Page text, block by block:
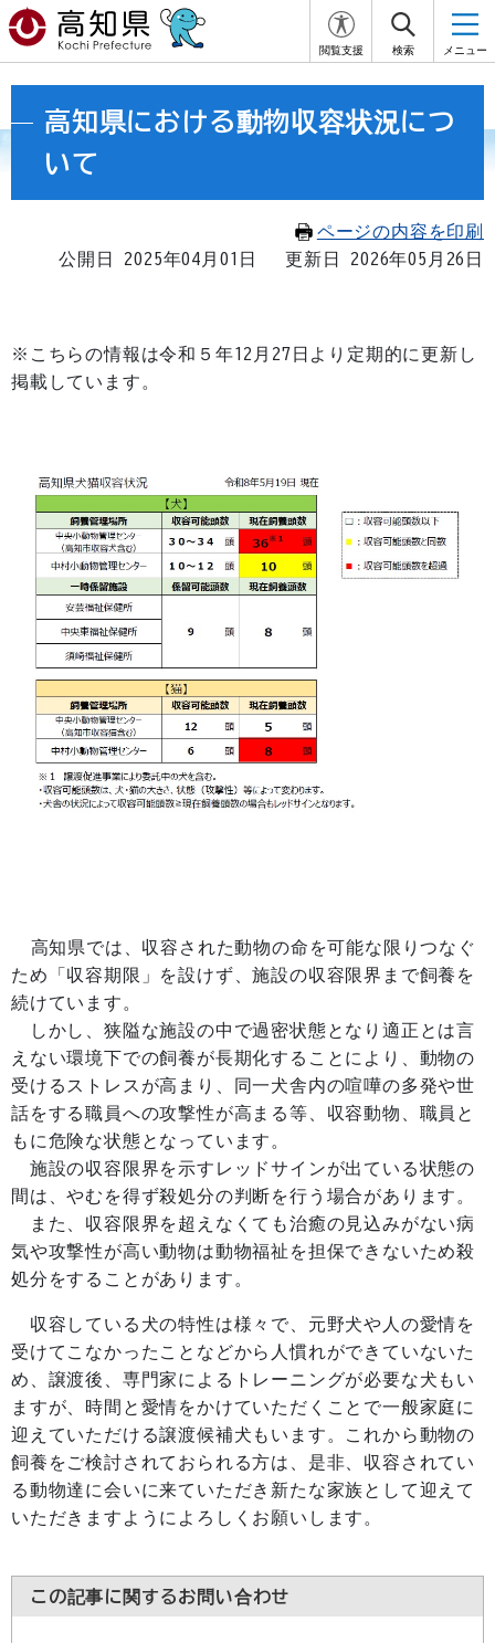
閲覧支援 検索 メニュー
高知県における動物収容状況につ
いて
ページの内容を印刷
公開日 2025年04月01日
更新日 2026年05月26日
※こちらの情報は令和５年12月27日より定期的に更新し
掲載しています。
高知県では、収容された動物の命を可能な限りつなぐ
ため「収容期限」を設けず、施設の収容限界まで飼養を
続けています。
しかし、狭隘な施設の中で過密状態となり 適正とは言
えない環境下での飼養が長期化することにより
動物の
受けるストレスが高まり、同一犬舎内の喧嘩の多発や世
話をする職員への攻撃性が高まる等、収容動物、職員と
もに危険な状態となっています。
施設の収容限界を示すレッドサインが出ている状態の
間は、やむを得ず殺処分の判断を行う場合があります。
また、収容限界を超えなくても治癒の見込みがない病
気や攻撃性が高い動物は動物福祉を担保できないため殺
処分をすることがあります。
収容している犬の特性は様々で、元野犬や人の愛情を
受けてこなかったことなどから人慣れができていないた
め、譲渡後、専門家によるトレーニングが必要な犬もい
ますが、時間と愛情をかけていただくことで一般家庭に
迎えていただける譲渡候補犬もいます。これから動物の
飼養をご検討されておられる方は、是非、収容されてい
る動物達に会いに来ていただき新たな家族として迎えて
いただきますようによろしくお願いします。
この記事に関するお問い合わせ